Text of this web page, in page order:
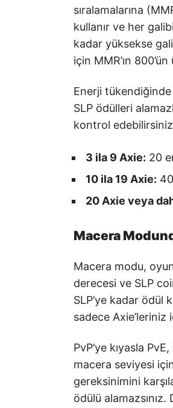
sıralamalarına
kullanır ve her
kadar yüksekse
için MMR’ın
Enerji tükendiğinde
SLP ödülleri
kontrol
3 ila 9 Axie: 20
10 ila 19 Axie:
20 Axie veya
Macera
Macera modu,
derecesi ve SLP
SLP’ye kadar
sadece
PvP’ye kıyasla
macera seviyesi
gereksinimini
ödülü